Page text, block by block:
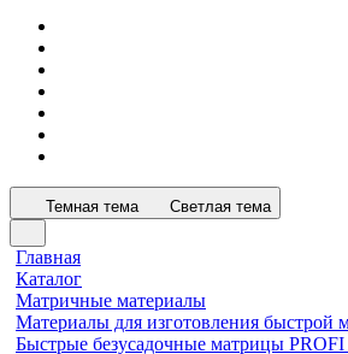
Темная тема Светлая тема
Главная
Каталог
Матричные материалы
Материалы для изготовления быстрой
Быстрые безусадочные матрицы